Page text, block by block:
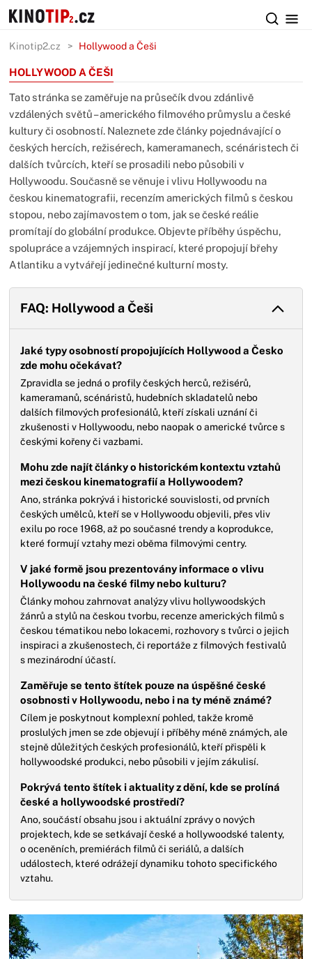
Kinotip2.cz Hollywood a Češi
HOLLYWOOD A ČEŠI
Tato stránka se zaměřuje na průsečík dvou zdánlivě
vzdálených světů – amerického filmového průmyslu a české
kultury či osobností. Naleznete zde články pojednávající o
českých hercích, režisérech, kameramanech, scénáristech či
dalších tvůrcích, kteří se prosadili nebo působili v
Hollywoodu. Současně se věnuje i vlivu Hollywoodu na
českou kinematografii, recenzím amerických filmů s českou
stopou, nebo zajímavostem o tom, jak se české reálie
promítají do globální produkce. Objevte příběhy úspěchu,
spolupráce a vzájemných inspirací, které propojují břehy
Atlantiku a vytvářejí jedinečné kulturní mosty.
FAQ: Hollywood a Češi
Jaké typy osobností propojujících Hollywood a Česko
zde mohu očekávat?
Zpravidla se jedná o profily českých herců, režisérů,
kameramanů, scénáristů, hudebních skladatelů nebo
dalších filmových profesionálů, kteří získali uznání či
zkušenosti v Hollywoodu, nebo naopak o americké tvůrce s
českými kořeny či vazbami.
Mohu zde najít články o historickém kontextu vztahů
mezi českou kinematografií a Hollywoodem?
Ano, stránka pokrývá i historické souvislosti, od prvních
českých umělců, kteří se v Hollywoodu objevili, přes vliv
exilu po roce 1968, až po současné trendy a koprodukce,
které formují vztahy mezi oběma filmovými centry.
V jaké formě jsou prezentovány informace o vlivu
Hollywoodu na české filmy nebo kulturu?
Články mohou zahrnovat analýzy vlivu hollywoodských
žánrů a stylů na českou tvorbu, recenze amerických filmů s
českou tématikou nebo lokacemi, rozhovory s tvůrci o jejich
inspiraci a zkušenostech, či reportáže z filmových festivalů
s mezinárodní účastí.
Zaměřuje se tento štítek pouze na úspěšné české
osobnosti v Hollywoodu, nebo i na ty méně známé?
Cílem je poskytnout komplexní pohled, takže kromě
proslulých jmen se zde objevují i příběhy méně známých, ale
stejně důležitých českých profesionálů, kteří přispěli k
hollywoodské produkci, nebo působili v jejím zákulisí.
Pokrývá tento štítek i aktuality z dění, kde se prolíná
české a hollywoodské prostředí?
Ano, součástí obsahu jsou i aktuální zprávy o nových
projektech, kde se setkávají české a hollywoodské talenty,
o oceněních, premiérách filmů či seriálů, a dalších
událostech, které odrážejí dynamiku tohoto specifického
vztahu.